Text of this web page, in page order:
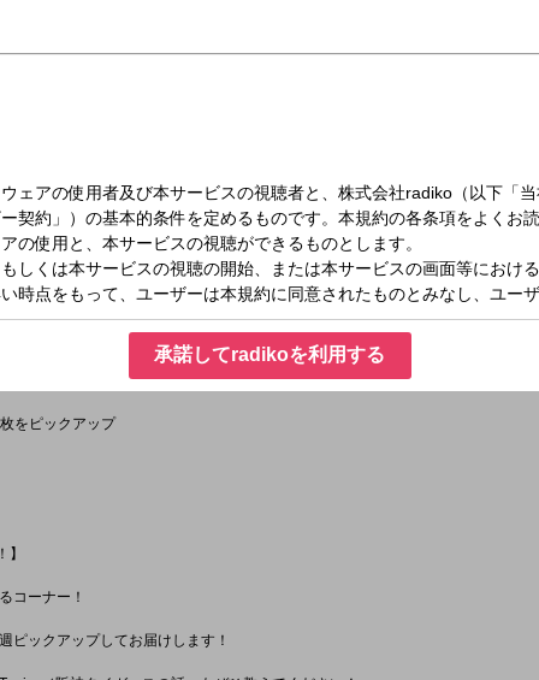
BLACK MUSIC VIBES】
ていただきたい」光永オススメの名盤を一枚ご紹介
をピックアップ
コーナー！
ピックアップしてお届けします！
承諾してradikoを利用する